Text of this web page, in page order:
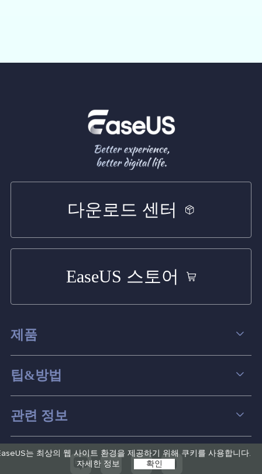
는 최상의 웹 사이트 환경을 제공하기 위해 쿠키를 사용합니다.
자세한 정보
확인
다운로드 센터
EaseUS 스토어
제품
데이터 복구
파티션 관리
스크린 레코더
백업&복원
팁&방법
컴퓨터 데이터 복구 팁
맥 데이터 복구 팁
디스크 파티션 팁
관련 정보
EaseUS 알아보기
